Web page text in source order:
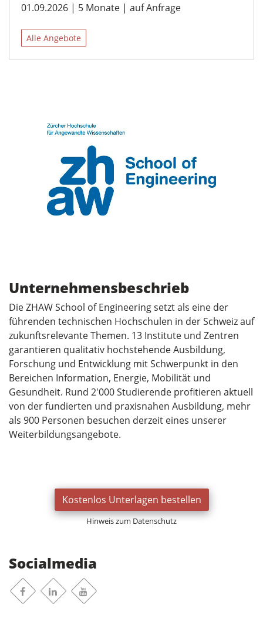
01.09.2026 | 5 Monate | auf Anfrage
Alle Angebote
Unternehmensbeschrieb
Die ZHAW School of Engineering setzt als eine der
führenden technischen Hochschulen in der Schweiz auf
zukunftsrelevante Themen. 13 Institute und Zentren
garantieren qualitativ hochstehende Ausbildung,
Forschung und Entwicklung mit Schwerpunkt in den
Bereichen Information, Energie, Mobilität und
Gesundheit. Rund 2'000 Studierende profitieren aktuell
von der fundierten und praxisnahen Ausbildung, mehr
als 900 Personen besuchen derzeit eines unserer
Weiterbildungsangebote.
Kostenlos Unterlagen bestellen
Hinweis zum Datenschutz
Socialmedia
FacebookLinkedinYoutube